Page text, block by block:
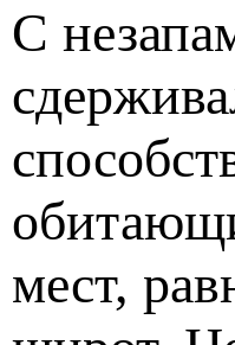
С
мест,